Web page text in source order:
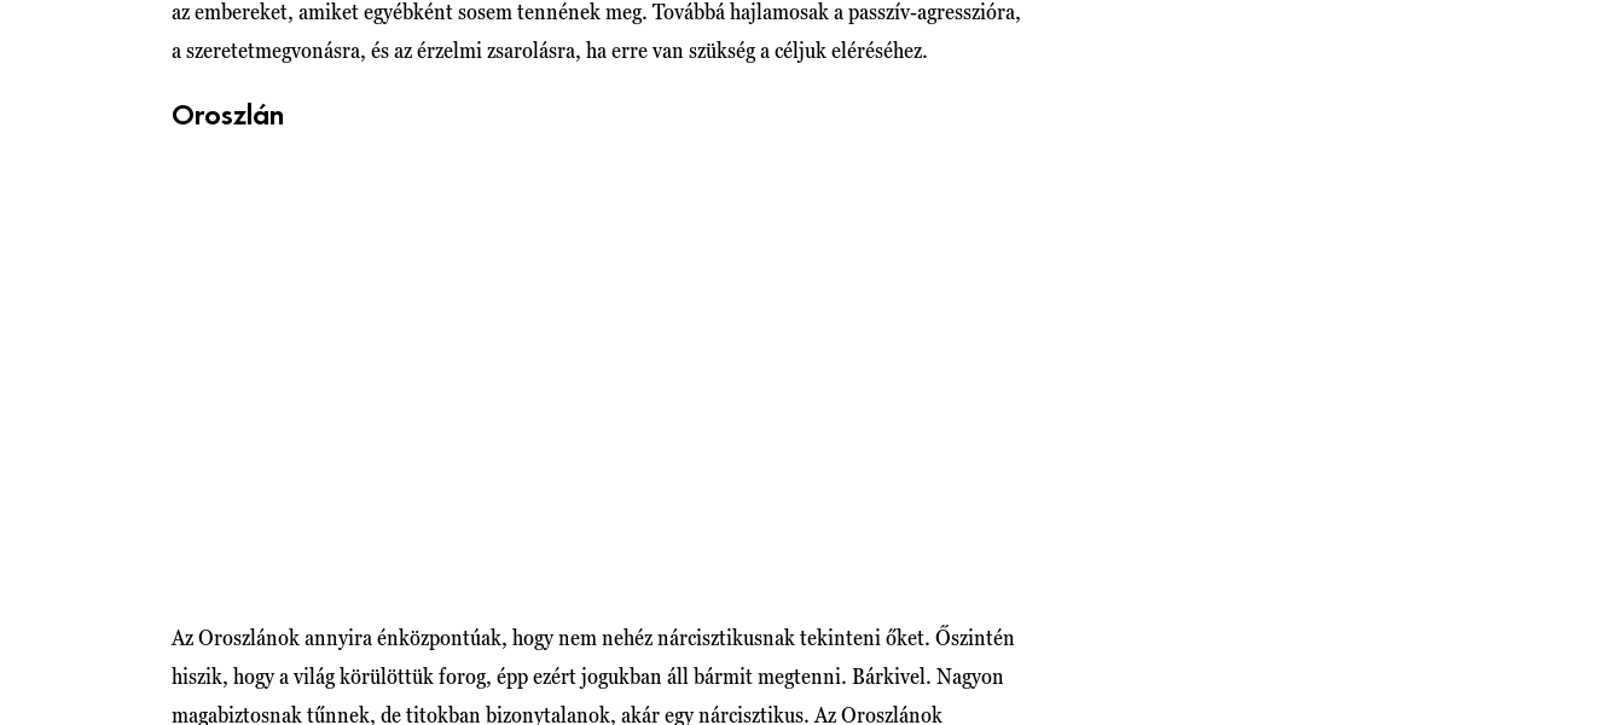
az embereket, amiket egyébként sosem tennének meg. Továbbá hajlamosak a passzív-agresszióra,
a szeretetmegvonásra, és az érzelmi zsarolásra, ha erre van szükség a céljuk eléréséhez.
Oroszlán
Az Oroszlánok annyira énközpontúak, hogy nem nehéz nárcisztikusnak tekinteni őket. Őszintén
hiszik, hogy a világ körülöttük forog, épp ezért jogukban áll bármit megtenni. Bárkivel. Nagyon
magabiztosnak tűnnek, de titokban bizonytalanok, akár egy nárcisztikus. Az Oroszlánok